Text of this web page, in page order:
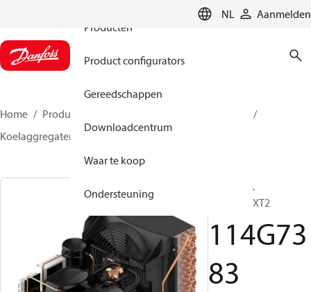
NL
Aanmelden
Producten
Product configurators
Gereedschappen
Downloadcentrum
Waar te koop
Ondersteuning
Home Producten
Koelaggregaten
Optyma™,
SC21/21GXT2
114G73
83